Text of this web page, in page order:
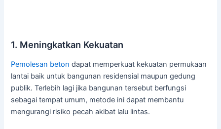
1. Meningkatkan Kekuatan
Pemolesan beton dapat memperkuat kekuatan permukaan
lantai baik untuk bangunan residensial maupun gedung
publik. Terlebih lagi jika bangunan tersebut berfungsi
sebagai tempat umum, metode ini dapat membantu
mengurangi risiko pecah akibat lalu lintas.